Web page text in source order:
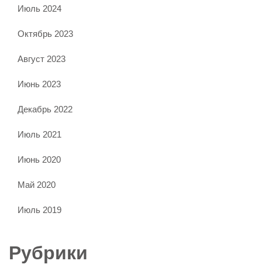
Июль 2024
Октябрь 2023
Август 2023
Июнь 2023
Декабрь 2022
Июль 2021
Июнь 2020
Май 2020
Июль 2019
Рубрики